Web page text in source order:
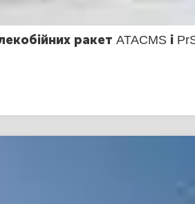
ракет ATACMS і